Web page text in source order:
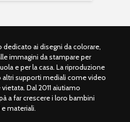
ai disegni da colorare,
immagini da stampare per
e per la casa. La riproduzione
supporti mediali come video
Dal 2011 aiutiamo
a far crescere i loro bambini
materiali.